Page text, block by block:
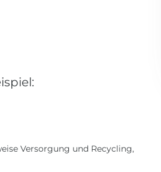
Versorgung und Recycling,